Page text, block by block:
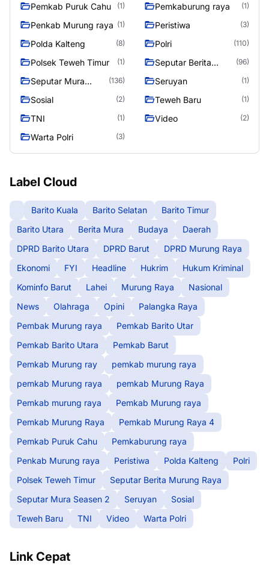
Pemkab Puruk Cahu (1) Pemkaburung raya (1)
Penkab Murung raya (1) Peristiwa (3)
Polda Kalteng (8) Polri (110)
Polsek Teweh Timur (1)
Seputar Berita
(96)
Seputar Mura
(136) Seruyan (1)
Sosial (2) Teweh Baru (1)
TNI (1) Video (2)
Warta Polri (3)
Label Cloud
Barito Kuala Barito Selatan
Barito Timur
Barito Utara
Berita Mura Budaya
Daerah
DPRD Barito Utara
DPRD Barut
DPRD Murung Raya
Ekonomi
FYI Headline Hukrim
Hukum Kriminal
Kominfo Barut
Lahei Murung Raya
Nasional
News
Olahraga Opini
Palangka Raya
Pembak Murung raya
Pemkab Barito Utar
Pemkab Barito Utara
Pemkab Barut
Pemkab Murung ray
pemkab murung raya
pemkab Murung raya
pemkab Murung Raya
Pemkab murung raya
Pemkab Murung raya
Pemkab Murung Raya
Pemkab Murung Raya 4
Pemkab Puruk Cahu
Pemkaburung raya
Penkab Murung raya
Peristiwa Polda Kalteng
Polri
Polsek Teweh Timur
Seputar Berita Murung Raya
Seputar Mura Seasen 2
Seruyan
Sosial
Teweh Baru
TNI Video Warta Polri
Link Cepat